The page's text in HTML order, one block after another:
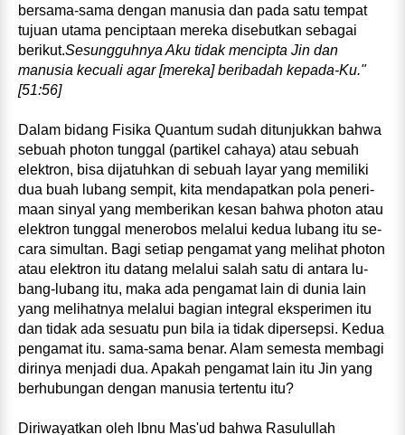
bersama‑sama dengan manusia dan pada satu tempat
tujuan utama penciptaan mereka disebutkan sebagai
berikut.Sesungguhnya Aku tidak mencipta Jin dan
manusia kecuali agar [mereka] beribadah kepada‑Ku."
[51:56]
Dalam bidang Fisika Quantum sudah ditunjukkan bah­wa
sebuah photon tunggal (partikel cahaya) atau sebuah
elektron, bisa dijatuhkan di sebuah layar yang memiliki
dua buah lubang sempit, kita mendapatkan pola peneri­
maan sinyal yang memberikan kesan bahwa photon atau
elektron tunggal menerobos melalui kedua lubang itu se­
cara simultan. Bagi setiap pengamat yang melihat photon
atau elektron itu datang melalui salah satu di antara lu­
bang‑lubang itu, maka ada pengamat lain di dunia lain
yang melihatnya melalui bagian integral eksperimen itu
dan tidak ada sesuatu pun bila ia tidak dipersepsi. Kedua
pengamat itu. sama‑sama benar. Alam semesta membagi
dirinya menjadi dua. Apakah pengamat lain itu Jin yang
berhubungan dengan manusia tertentu itu?
Diriwayatkan oleh lbnu Mas'ud bahwa Rasulullah